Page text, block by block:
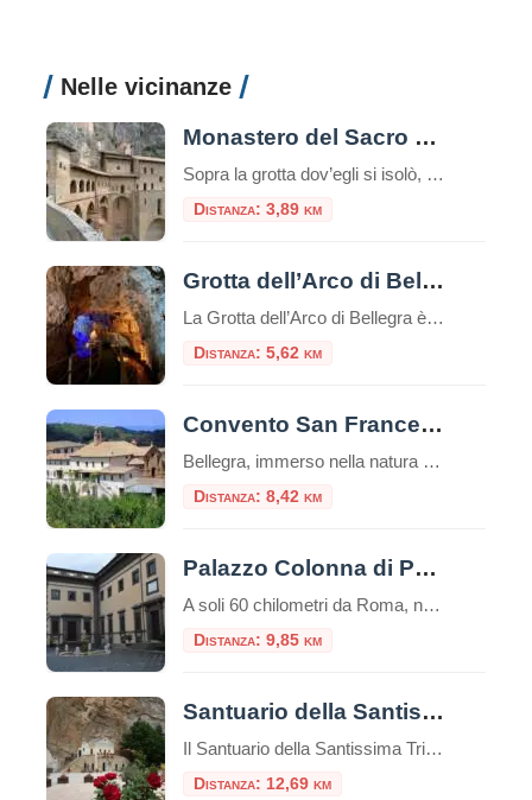
Nelle vicinanze
Monastero del Sacro Speco di San Benedetto
Sopra la grotta dov’egli si isolò, a partire dal sec. XII, sorse il monastero del Sacro Speco. Nei secoli successivi è stato ampliato e arricchito di opere d’arte di grande valore. Pio II, visitando il Monastero di San Benedetto nel 1461, lo d
Distanza: 3,89 km
Grotta dell’Arco di Bellegra
La Grotta dell’Arco di Bellegra è una delle grotte più interessanti e famose della provincia di Roma.Si trova nei pressi di Bellegra, un paesino della Sabina a circa 70 chilometri dalla capitale.La grotta è uno dei luoghi più antichi della regione, risalente a circa 200.000 anni fa. Sono denominate Grotte dell’Arco per via dall’arco naturale […]
Distanza: 5,62 km
Convento San Francesco a Bellegra
Bellegra, immerso nella natura della campagna romana. Qui fece una sosta San Francesco nell’anno 1223, mentre era diretto all’Abbazia di Subiaco. Francesco restò colpito dalla cornice suggestiva nella quale era immerso il luogo dove converti i tre ladroni trovate le sepolture nel restauro dei interni della Chiesa nel 1970. Incastonato nel verde dei castagni e […]
Distanza: 8,42 km
Palazzo Colonna di Paliano
A soli 60 chilometri da Roma, nel suggestivo borgo di Paliano, sorge uno dei tesori meno conosciuti ma più affascinanti del patrimonio storico italiano: Palazzo Colonna. Questa dimora seicentesca rappresenta da oltre quattro secoli la residenza di campagna del ramo principale della nobile famiglia Colonna, una delle più antiche e influenti casate romane. Affacciato sulla […]
Distanza: 9,85 km
Santuario della Santissima Trinità di Vallepietra
Il Santuario della Santissima Trinità di Vallepietra è uno dei luoghi di culto più suggestivi e spiritualmente intensi del Lazio, incastonato tra le maestose pareti rocciose dei Monti Simbruini, al confine tra Lazio e Abruzzo.​ Un Santuario tra le Rocce Situato a 1.373 metri di altitudine, il santuario sorge su un terrazzamento naturale alla base […]
Distanza: 12,69 km